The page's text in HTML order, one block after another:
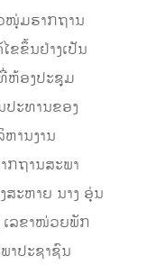
ໜຸ່ມຮາກຖານ
ຂຂຶ້ນຢ່າງເປັນ
ຫ້ອງປະຊຸມ
ປະທານຂອງ
ານງານ
ຖານສະພາ
ະຫາຍ ນາງ ອຸ່ນ
ເລຂາໜ່ວຍພັກ
າປະຊາຊົນ